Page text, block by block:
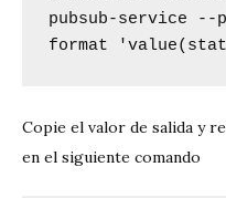
pubsub-service --
format
Copie el valor de salida y
en el siguiente comando